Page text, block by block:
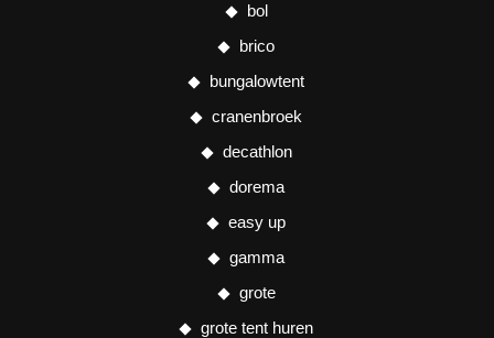
bol
brico
bungalowtent
cranenbroek
decathlon
dorema
easy up
gamma
grote
grote tent huren